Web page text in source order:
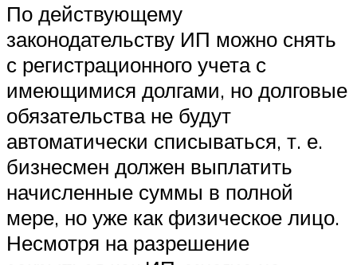
По действующему
законодательству ИП можно снять
с регистрационного учета с
имеющимися долгами, но долговые
обязательства не будут
автоматически списываться, т. е.
бизнесмен должен выплатить
начисленные суммы в полной
мере, но уже как физическое лицо.
Несмотря на разрешение